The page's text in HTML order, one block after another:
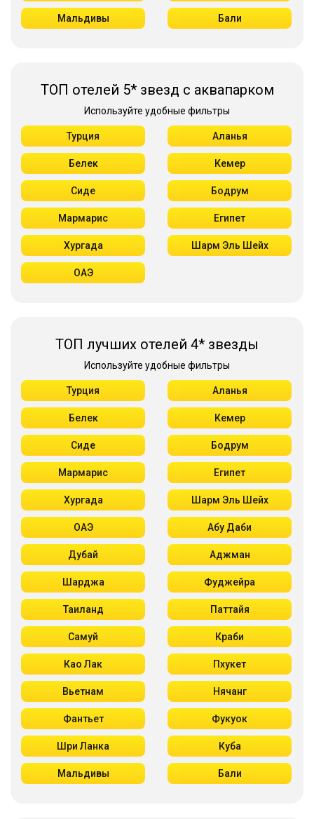
Мальдивы Бали
ТОП отелей 5* звезд с аквапарком
Используйте удобные фильтры
Турция Аланья
Белек Кемер
Сиде Бодрум
Мармарис Египет
Хургада Шарм Эль Шейх
ОАЭ
ТОП лучших отелей 4* звезды
Используйте удобные фильтры
Турция Аланья
Белек Кемер
Сиде Бодрум
Мармарис Египет
Хургада Шарм Эль Шейх
ОАЭ Абу Даби
Дубай Аджман
Шарджа Фуджейра
Таиланд Паттайя
Самуй Краби
Као Лак Пхукет
Вьетнам Нячанг
Фантьет Фукуок
Шри Ланка Куба
Мальдивы Бали